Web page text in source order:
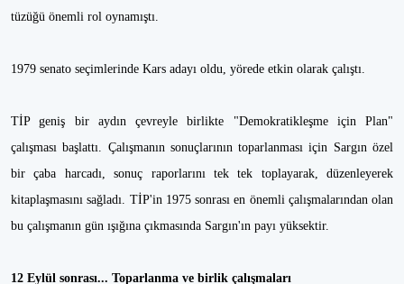
tüzüğü önemli rol oynamıştı.
1979 senato seçimlerinde Kars adayı oldu, yörede etkin olarak çalıştı.
TİP geniş bir aydın çevreyle birlikte "Demokratikleşme için Plan"
çalışması başlattı. Çalışmanın sonuçlarının toparlanması için Sargın özel
bir çaba harcadı, sonuç raporlarını tek tek toplayarak, düzenleyerek
kitaplaşmasını sağladı. TİP'in 1975 sonrası en önemli çalışmalarından olan
bu çalışmanın gün ışığına çıkmasında Sargın'ın payı yüksektir.
12 Eylül sonrası... Toparlanma ve birlik çalışmaları